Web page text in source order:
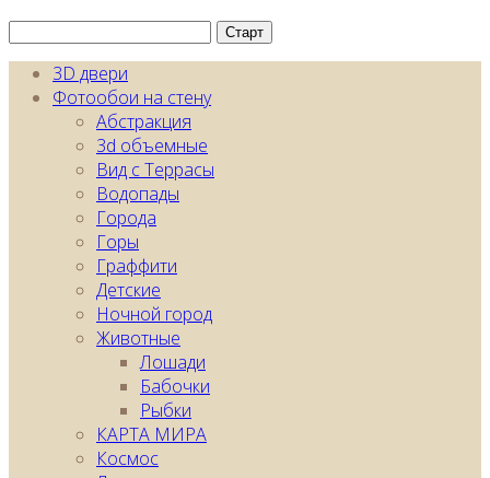
3D двери
Фотообои на стену
Абстракция
3d объемные
Вид с Террасы
Водопады
Города
Горы
Граффити
Детские
Ночной город
Животные
Лошади
Бабочки
Рыбки
КАРТA МИРА
Космос